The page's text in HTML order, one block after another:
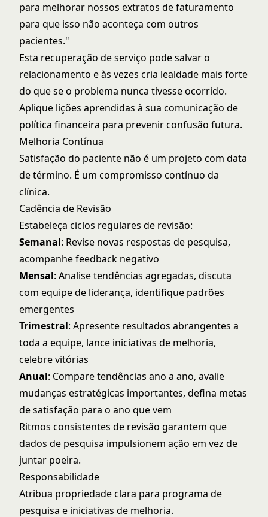
para melhorar nossos extratos de faturamento
para que isso não aconteça com outros
pacientes."
Esta recuperação de serviço pode salvar o
relacionamento e às vezes cria lealdade mais forte
do que se o problema nunca tivesse ocorrido.
Aplique lições aprendidas à sua comunicação de
política financeira para prevenir confusão futura.
Melhoria Contínua
Satisfação do paciente não é um projeto com data
de término. É um compromisso contínuo da
clínica.
Cadência de Revisão
Estabeleça ciclos regulares de revisão:
Semanal: Revise novas respostas de pesquisa,
acompanhe feedback negativo
Mensal: Analise tendências agregadas, discuta
com equipe de liderança, identifique padrões
emergentes
Trimestral: Apresente resultados abrangentes a
toda a equipe, lance iniciativas de melhoria,
celebre vitórias
Anual: Compare tendências ano a ano, avalie
mudanças estratégicas importantes, defina metas
de satisfação para o ano que vem
Ritmos consistentes de revisão garantem que
dados de pesquisa impulsionem ação em vez de
juntar poeira.
Responsabilidade
Atribua propriedade clara para programa de
pesquisa e iniciativas de melhoria.